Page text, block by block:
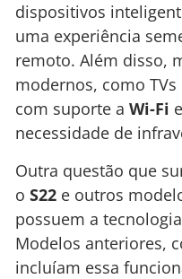
dispositivos
uma experiência
remoto. Além disso,
modernos, como
com suporte a Wi-Fi e
necessidade de
Outra questão que
o S22 e outros
possuem a
Modelos anteriores,
incluíam essa